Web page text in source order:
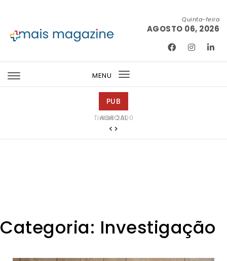
Quinta-feira
AGOSTO 06, 2026
MENU
Toggle
PUB
Tintas 2000
Categoria: Investigação